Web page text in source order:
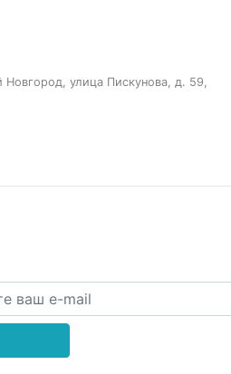
улица Пискунова, д. 59,